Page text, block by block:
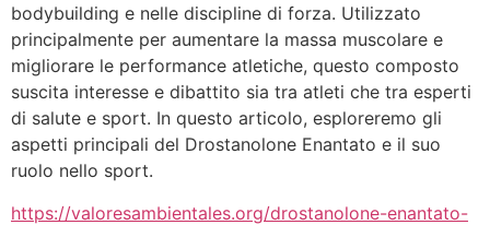
bodybuilding e nelle discipline di forza. Utilizzato
principalmente per aumentare la massa muscolare e
migliorare le performance atletiche, questo composto
suscita interesse e dibattito sia tra atleti che tra esperti
di salute e sport. In questo articolo, esploreremo gli
aspetti principali del Drostanolone Enantato e il suo
ruolo nello sport.
https://valoresambientales.org/drostanolone-enantato-